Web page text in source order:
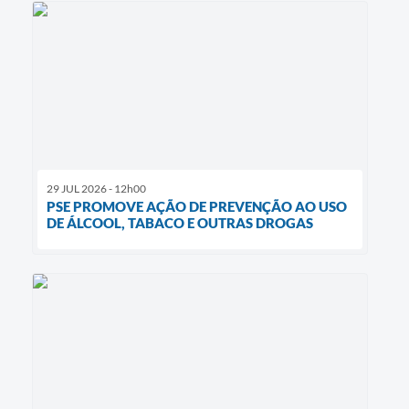
29 JUL 2026 - 12h00
PSE PROMOVE AÇÃO DE PREVENÇÃO AO USO
DE ÁLCOOL, TABACO E OUTRAS DROGAS